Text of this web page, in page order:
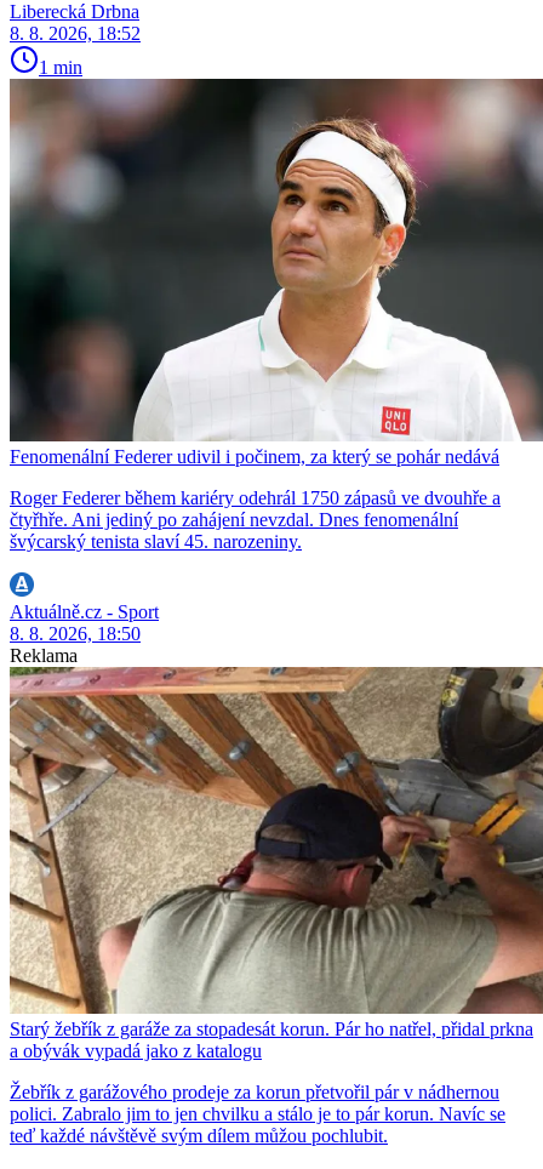
Liberecká Drbna
8. 8. 2026, 18:52
1 min
Fenomenální Federer udivil i počinem, za který se pohár nedává
Roger Federer během kariéry odehrál 1750 zápasů ve dvouhře a
čtyřhře. Ani jediný po zahájení nevzdal. Dnes fenomenální
švýcarský tenista slaví 45. narozeniny.
Aktuálně.cz - Sport
8. 8. 2026, 18:50
Reklama
Starý žebřík z garáže za stopadesát korun. Pár ho natřel, přidal prkna
a obývák vypadá jako z katalogu
Žebřík z garážového prodeje za korun přetvořil pár v nádhernou
polici. Zabralo jim to jen chvilku a stálo je to pár korun. Navíc se
teď každé návštěvě svým dílem můžou pochlubit.